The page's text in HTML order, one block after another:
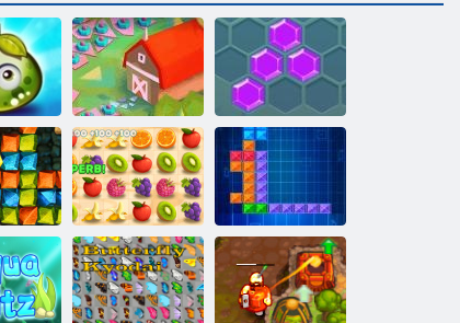
2020! Ricaricato Hexa
tesoro
Dash Juicy Tentrix